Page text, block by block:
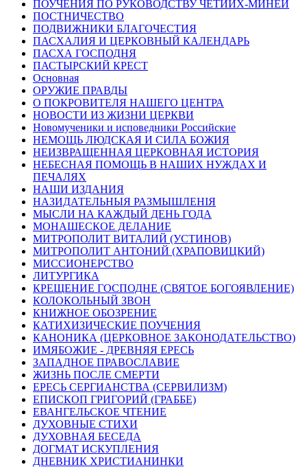
ПОУЧЕНИЯ ПО РУКОВОДСТВУ ЧЕТИИХ-МИНЕЙ
ПОСТНИЧЕСТВО
ПОДВИЖНИКИ БЛАГОЧЕСТИЯ
ПАСХАЛИЯ И ЦЕРКОВНЫЙ КАЛЕНДАРЬ
ПАСХА ГОСПОДНЯ
ПАСТЫРСКИЙ КРЕСТ
Основная
ОРУЖИЕ ПРАВДЫ
О ПОКРОВИТЕЛЯ НАШЕГО ЦЕНТРА
НОВОСТИ ИЗ ЖИЗНИ ЦЕРКВИ
Новомученики и исповедники Российские
НЕМОЩЬ ЛЮДСКАЯ И СИЛА БОЖИЯ
НЕИЗВРАЩЕННАЯ ЦЕРКОВНАЯ ИСТОРИЯ
НЕБЕСНАЯ ПОМОЩЬ В НАШИХ НУЖДАХ И
ПЕЧАЛЯХ
НАШИ ИЗДАНИЯ
НАЗИДАТЕЛЬНЫЯ РАЗМЫШЛЕНІЯ
МЫСЛИ НА КАЖДЫЙ ДЕНЬ ГОДА
МОНАШЕСКОЕ ДЕЛАНИЕ
МИТРОПОЛИТ ВИТАЛИЙ (УСТИНОВ)
МИТРОПОЛИТ АНТОНИЙ (ХРАПОВИЦКИЙ)
МИССИОНЕРСТВО
ЛИТУРГИКА
КРЕЩЕНИЕ ГОСПОДНЕ (СВЯТОЕ БОГОЯВЛЕНИЕ)
КОЛОКОЛЬНЫЙ ЗВОН
КНИЖНОЕ ОБОЗРЕНИЕ
КАТИХИЗИЧЕСКИЕ ПОУЧЕНИЯ
КАНОНИКА (ЦЕРКОВНОЕ ЗАКОНОДАТЕЛЬСТВО)
ИМЯБОЖИЕ - ДРЕВНЯЯ ЕРЕСЬ
ЗАПАДНОЕ ПРАВОСЛАВИЕ
ЖИЗНЬ ПОСЛЕ СМЕРТИ
ЕРЕСЬ СЕРГИАНСТВА (СЕРВИЛИЗМ)
ЕПИСКОП ГРИГОРИЙ (ГРАББЕ)
ЕВАНГЕЛЬСКОЕ ЧТЕНИЕ
ДУХОВНЫЕ СТИХИ
ДУХОВНАЯ БЕСЕДА
ДОГМАТ ИСКУПЛЕНИЯ
ДНЕВНИК ХРИСТИАНИНКИ